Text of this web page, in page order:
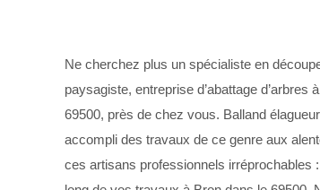
Ne cherchez plus un spécialiste en
paysagiste, entreprise d’abattage
69500, près de chez vous. Balland
accompli des travaux de ce genre aux
ces artisans professionnels irréprochables